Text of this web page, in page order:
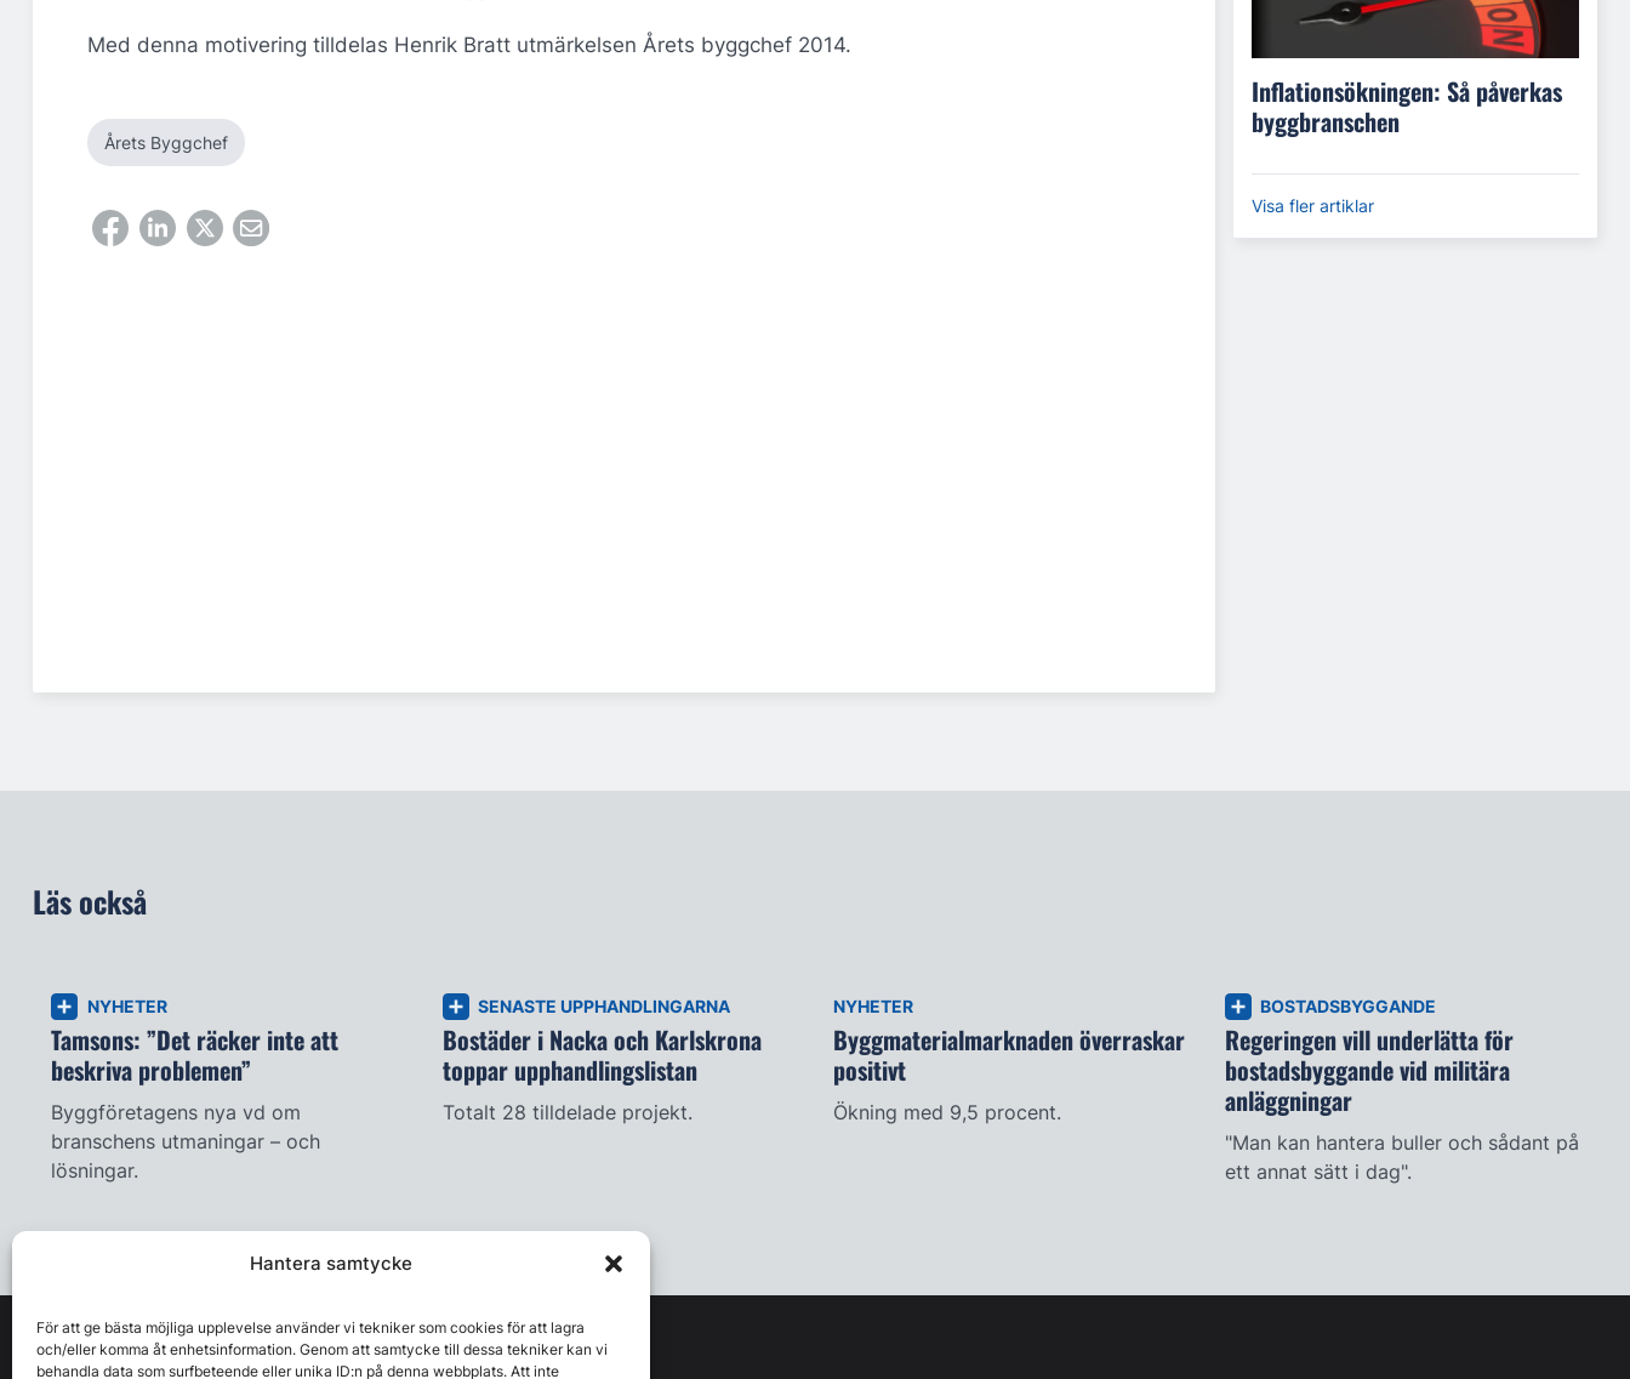
Hantera samtycke
För att ge bästa möjliga upplevelse använder vi tekniker som cookies för att lagra
och/eller komma åt enhetsinformation. Genom att samtycke till dessa tekniker kan vi
behandla data som surfbeteende eller unika ID:n på denna webbplats. Att inte
Med denna motivering tilldelas Henrik Bratt utmärkelsen Årets byggchef 2014.
Årets Byggchef
Inflationsökningen: Så påverkas
byggbranschen
Visa fler artiklar
Läs också
NYHETER
Tamsons: ”Det räcker inte att
beskriva problemen”
Byggföretagens nya vd om
branschens utmaningar – och
lösningar.
SENASTE UPPHANDLINGARNA
Bostäder i Nacka och Karlskrona
toppar upphandlingslistan
Totalt 28 tilldelade projekt.
NYHETER
Byggmaterialmarknaden överraskar
positivt
Ökning med 9,5 procent.
BOSTADSBYGGANDE
Regeringen vill underlätta för
bostadsbyggande vid militära
anläggningar
"Man kan hantera buller och sådant på
ett annat sätt i dag".